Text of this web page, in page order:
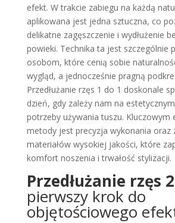
efekt. W trakcie zabiegu na każdą
aplikowana jest jedna sztuczna, co
delikatne zagęszczenie i wydłużenie
powieki. Technika ta jest szczególnie
osobom, które cenią sobie
wygląd, a jednocześnie pragną
Przedłużanie rzęs 1 do 1 doskonale
dzień, gdy zależy nam na
potrzeby używania tuszu. Kluczowym
metody jest precyzja wykonania oraz
materiałów wysokiej jakości, które
komfort noszenia i trwałość stylizacji.
Przedłużanie rzęs
pierwszy krok do
objętościowego